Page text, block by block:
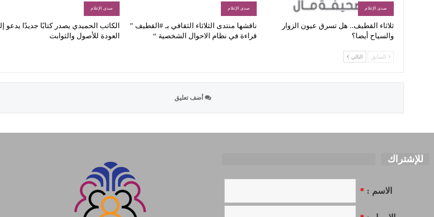
صدى الإعلام
ثلاثاء القطيف.. هل تسرق عيون الزوار
والسياح أيضا؟
صدى الإعلام
ناقشها منتدى الثلاثاء الثقافي بـ #القطيف ”
قراءة في نظام الاحوال الشخصية “
صدى الإعلام
الكاتب الحميدي يصدر كتابًا جديدًا يدعو
العودة للأصول والثوابت
السابق التالي
أضف تعليق
للإشتراك
الاسم : *